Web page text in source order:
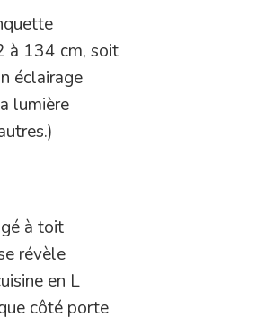
à 134 cm, soit
éclairage
lumière
à toit
révèle
en L
côté porte